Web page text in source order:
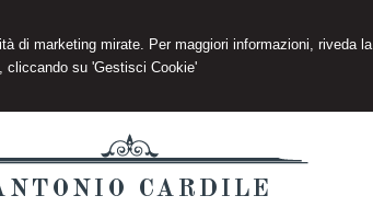
di marketing mirate. Per maggiori informazioni, riveda la
cliccando su 'Gestisci Cookie'
CARDILE